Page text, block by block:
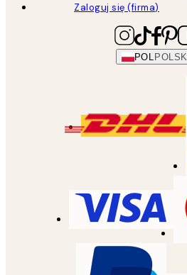
Zaloguj się (firma)
POL POLSKI